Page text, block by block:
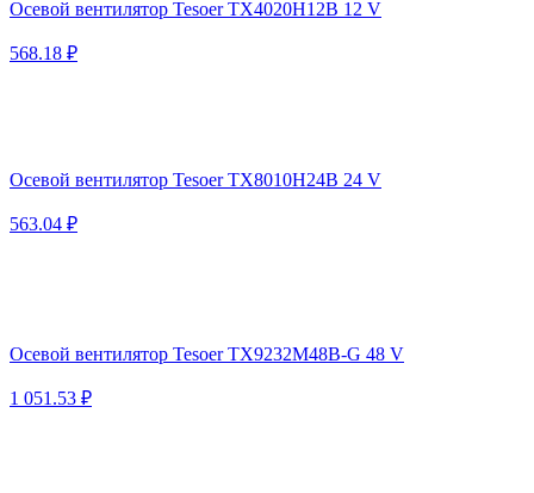
Осевой вентилятор Tesoer TX4020H12B 12 V
568.18 ₽
Осевой вентилятор Tesoer TX8010H24B 24 V
563.04 ₽
Осевой вентилятор Tesoer TX9232M48B-G 48 V
1 051.53 ₽